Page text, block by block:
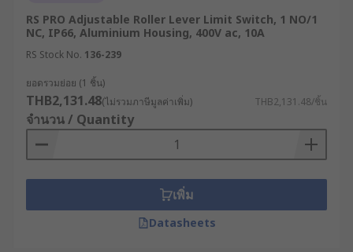
RS PRO Adjustable Roller Lever Limit Switch, 1 NO/1
NC, IP66, Aluminium Housing, 400V ac, 10A
RS Stock No. 136-239
ยอดรวมย่อย (1 ชิ้น)
THB2,131.48(ไม่รวมภาษีมูลค่าเพิ่ม) THB2,131.48/ชิ้น
จำนวน / Quantity
เพิ่ม
Datasheets